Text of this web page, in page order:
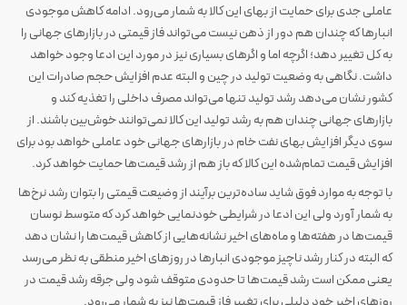
عاملی جدی برای حمایت از بهای این کالا به شمار می‌رود. ادامه کاهش موجودی
انبارها که چندان هم دور از ذهن نیست می‌تواند فاز قیمتی در بازارهای جهانی را
به کل تغییر دهد؛ اگرچه اما و اگرهای بسیاری نیز در مورد این ادعا وجود خواهد
داشت. نگاهی به وضعیت تولید در چین و البته عدم افزایش حجم صادرات این
کشور نشان می‌دهد رشد تولید تنها می‌تواند مصرف داخلی را تغذیه کند و
بازارهای جهانی چندان هم به رشد تولید این کالا نمی‌توانند خوش‌بین باشند. از
سوی دیگر افزایش بهای نفت خام در بازارهای جهانی خود عاملی خواهد بود برای
افزایش قیمت تمام‌شده این کالا که باز هم از رشد قیمت‌ها حمایت خواهد کرد.
با توجه به موارد فوق شاید ساده‌ترین برآیند از وضیعت قیمتی را بتوان رشد نرخ‌ها
به شمار آورد ولی این ادعا در شرایطی خودنمایی خواهد کرد که متوسط نوسان
قیمت‌ها در هفته‌ها و ماه‌های اخیر نشانه‌هایی از کاهش قیمت‌ها را نشان دهد
که البته در کنار رشد ناچیز موجودی انبارها در روزهای اخیر منطقی به نظر می‌رسد
یعنی ممکن است رشد قیمت‌ها تا حدودی متوقف شود ولی جرقه رشد قیمت در